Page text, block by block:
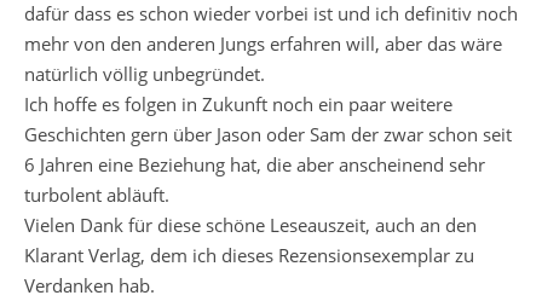
dafür dass es schon wieder vorbei ist und ich definitiv noch
mehr von den anderen Jungs erfahren will, aber das wäre
natürlich völlig unbegründet.
Ich hoffe es folgen in Zukunft noch ein paar weitere
Geschichten gern über Jason oder Sam der zwar schon seit
6 Jahren eine Beziehung hat, die aber anscheinend sehr
turbolent abläuft.
Vielen Dank für diese schöne Leseauszeit, auch an den
Klarant Verlag, dem ich dieses Rezensionsexemplar zu
Verdanken hab.